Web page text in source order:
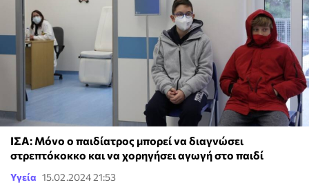
ΙΣΑ: Μόνο ο παιδίατρος μπορεί να διαγνώσει
στρεπτόκοκκο και να χορηγήσει αγωγή στο παιδί
Υγεία 15.02.2024 21:53